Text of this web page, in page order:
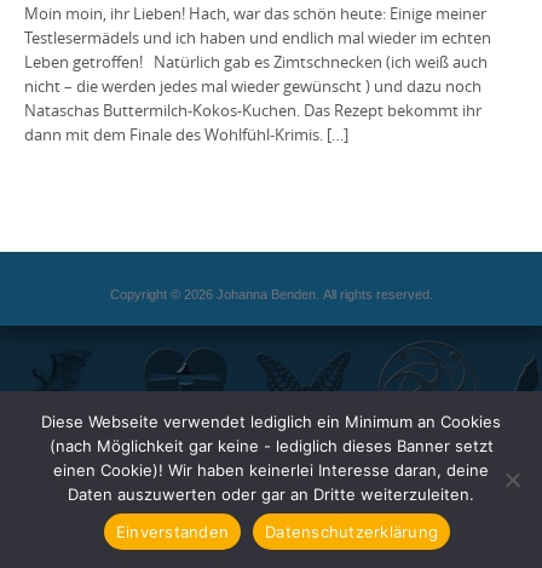
Moin moin, ihr Lieben! Hach, war das schön heute: Einige meiner
Testlesermädels und ich haben und endlich mal wieder im echten
Leben getroffen! Natürlich gab es Zimtschnecken (ich weiß auch
nicht – die werden jedes mal wieder gewünscht ) und dazu noch
Nataschas Buttermilch-Kokos-Kuchen. Das Rezept bekommt ihr
dann mit dem Finale des Wohlfühl-Krimis. […]
Copyright © 2026 Johanna Benden. All rights reserved.
Diese Webseite verwendet lediglich ein Minimum an Cookies
(nach Möglichkeit gar keine - lediglich dieses Banner setzt
einen Cookie)! Wir haben keinerlei Interesse daran, deine
Daten auszuwerten oder gar an Dritte weiterzuleiten.
Einverstanden
Datenschutzerklärung